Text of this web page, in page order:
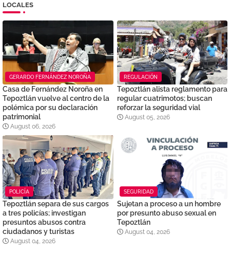
LOCALES
GERARDO FERNÁNDEZ NOROÑA
Casa de Fernández Noroña en
Tepoztlán vuelve al centro de la
polémica por su declaración
patrimonial
August 06, 2026
REGULACIÓN
Tepoztlán alista reglamento para
regular cuatrimotos; buscan
reforzar la seguridad vial
August 05, 2026
POLICÍA
Tepoztlán separa de sus cargos
a tres policías; investigan
presuntos abusos contra
ciudadanos y turistas
August 04, 2026
SEGURIDAD
Sujetan a proceso a un hombre
por presunto abuso sexual en
Tepoztlán
August 04, 2026